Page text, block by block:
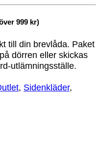
999 kr)
till din brevlåda. Paket
dörren eller skickas
utlämningsställe.
, Sidenkläder,